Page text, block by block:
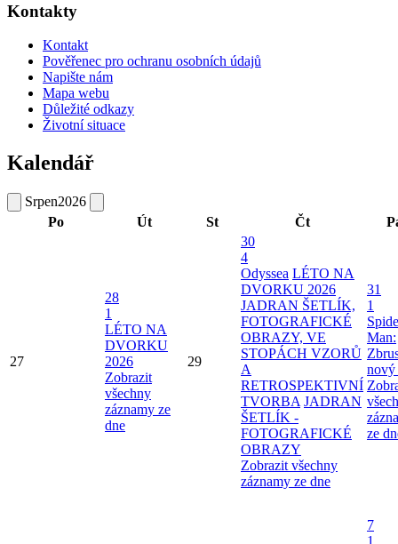
Kontakty
Kontakt
Pověřenec pro ochranu osobních údajů
Napište nám
Mapa webu
Důležité odkazy
Životní situace
Kalendář
Srpen2026
Po
Út St Čt
27
28
1
LÉTO NA
DVORKU
2026
Zobrazit
všechny
záznamy ze
dne
29
30
4
Odyssea LÉTO NA
DVORKU 2026
JADRAN ŠETLÍK,
FOTOGRAFICKÉ
OBRAZY, VE
STOPÁCH VZORŮ
A
RETROSPEKTIVNÍ
TVORBA JADRAN
ŠETLÍK -
FOTOGRAFICKÉ
OBRAZY
Zobrazit všechny
záznamy ze dne
31
1
Man:
nový
ze
7
1